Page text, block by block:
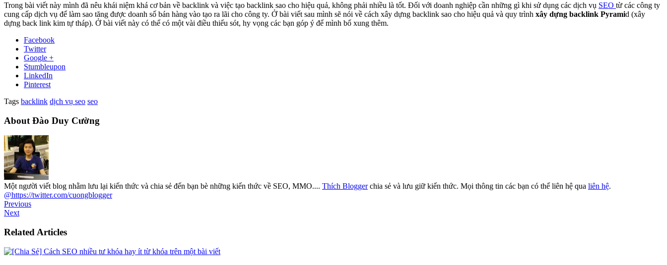
Trong bài viết này mình đã nêu khái niệm khá cơ bản về backlink và việc tạo backlink sao cho hiệu quả, không phải nhiều là tốt. Đối với doanh nghiệp cần những gì khi sử dụng các dịch vụ SEO từ các công ty
cung cấp dịch vụ để làm sao tăng được doanh số bán hàng vào tạo ra lãi cho công ty. Ở bài viết sau mình sẽ nói về cách xây dựng backlink sao cho hiệu quả và quy trình xây dựng backlink Pyramid (xây
dựng back link kim tự tháp). Ở bài viết này có thể có một vài điều thiếu sót, hy vọng các bạn góp ý để mình bổ xung thêm.
Facebook
Twitter
Google +
Stumbleupon
LinkedIn
Pinterest
Tags backlink dịch vụ seo seo
About Đào Duy Cường
Một người viết blog nhằm lưu lại kiến thức và chia sẻ đến bạn bè những kiến thức về SEO, MMO.... Thích Bloggerchia sẻ và lưu giữ kiến thức. Mọi thông tin các bạn có thể liên hệ qua liên hệ.
@https://twitter.com/cuongblogger
Previous
Next
Related Articles